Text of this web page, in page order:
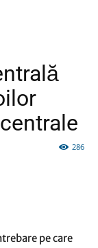
286
pe care